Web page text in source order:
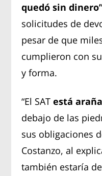
quedó sin
solicitudes de
pesar de que
cumplieron con
y forma.
“El SATestá
debajo de las
sus obligaciones
Costanzo, al
también estaría